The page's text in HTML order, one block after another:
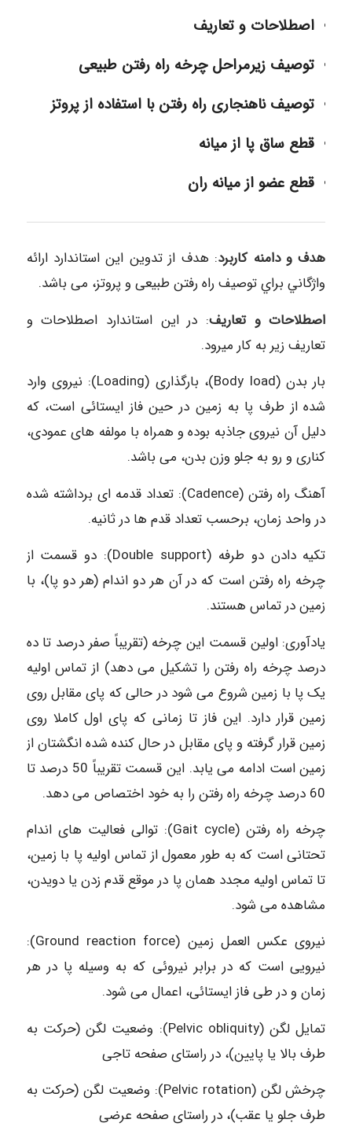
اصطلاحات و تعاريف
توصيف زيرمراحل چرخه راه رفتن طبیعی
توصیف ناهنجاری راه رفتن با استفاده از پروتز
قطع ساق پا از میانه
قطع عضو از میانه ران
هدف و دامنه كاربرد: هدف از تدوين اين استاندارد ارائه
واژگاني براي توصيف راه رفتن طبيعی و پروتز، می باشد.
اصطلاحات و تعاريف: در اين استاندارد اصطلاحات و
تعاريف زير به كار ميرود.
بار بدن (Body load)، بارگذاری (Loading): نیروی وارد
شده از طرف پا به زمین در حین فاز ایستائی است، که
دلیل آن نیروی جاذبه بوده و همراه با مولفه های عمودی،
کناری و رو به جلو وزن بدن، می باشد.
آهنگ راه رفتن (Cadence): تعداد قدمه ای برداشته شده
در واحد زمان، برحسب تعداد قدم ها در ثانیه.
تکیه دادن دو طرفه (Double support): دو قسمت از
چرخه راه رفتن است که در آن هر دو اندام (هر دو پا)، با
زمین در تماس هستند.
یادآوری: اولین قسمت این چرخه (تقریباً صفر درصد تا ده
درصد چرخه راه رفتن را تشکیل می دهد) از تماس اولیه
یک پا با زمین شروع می شود در حالی که پای مقابل روی
زمین قرار دارد. این فاز تا زمانی که پای اول کاملا روی
زمین قرار گرفته و پای مقابل در حال کنده شده انگشتان از
زمین است ادامه می یابد. این قسمت تقریباً 50 درصد تا
60 درصد چرخه راه رفتن را به خود اختصاص می دهد.
چرخه راه رفتن (Gait cycle): توالی فعالیت های اندام
تحتانی است که به طور معمول از تماس اولیه پا با زمین،
تا تماس اولیه مجدد همان پا در موقع قدم زدن یا دویدن،
مشاهده می شود.
نیروی عکس العمل زمین (Ground reaction force):
نیرویی است که در برابر نیروئی که به وسیله پا در هر
زمان و در طی فاز ایستائی، اعمال می شود.
تمایل لگن (Pelvic obliquity): وضعیت لگن (حرکت به
طرف بالا یا پایین)، در راستای صفحه تاجی
چرخش لگن (Pelvic rotation): وضعیت لگن (حرکت به
طرف جلو یا عقب)، در راستای صفحه عرضی